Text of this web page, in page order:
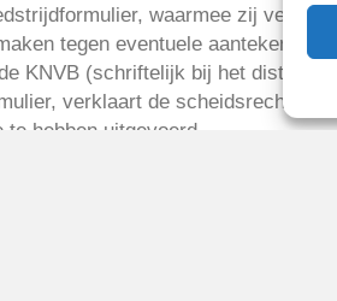
waarmee zij
tegen eventuele
KNVB (schriftelijk bij het
verklaart de scheidsrechter
hebben uitgevoerd.